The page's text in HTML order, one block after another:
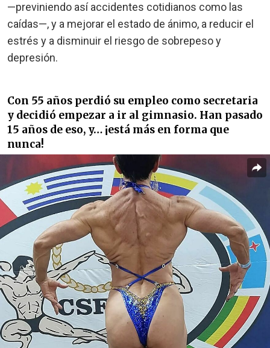
—previniendo así accidentes cotidianos como las
caídas—, y a mejorar el estado de ánimo, a reducir el
estrés y a disminuir el riesgo de sobrepeso y
depresión.
Con 55 años perdió su empleo como secretaria
y decidió empezar a ir al gimnasio. Han pasado
15 años de eso, y… ¡está más en forma que
nunca!